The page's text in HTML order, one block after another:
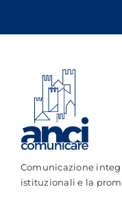
Comunicazione
istituzionali e la